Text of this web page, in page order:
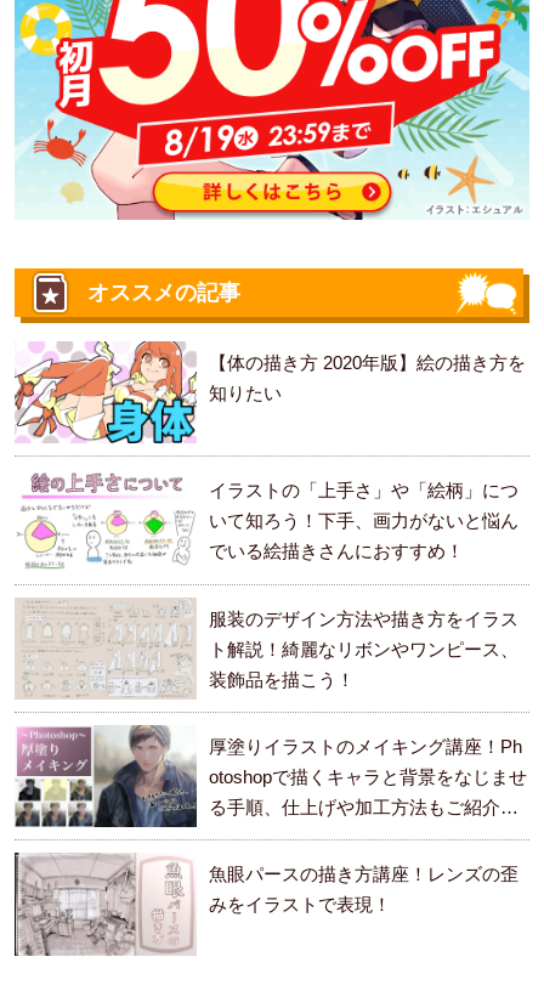
オススメの記事
【体の描き方 2020年版】絵の描き方を
知りたい
イラストの「上手さ」や「絵柄」につ
いて知ろう！下手、画力がないと悩ん
でいる絵描きさんにおすすめ！
服装のデザイン方法や描き方をイラス
ト解説！綺麗なリボンやワンピース、
装飾品を描こう！
厚塗りイラストのメイキング講座！Ph
otoshopで描くキャラと背景をなじませ
る手順、仕上げや加工方法もご紹介し
ます。
魚眼パースの描き方講座！レンズの歪
みをイラストで表現！